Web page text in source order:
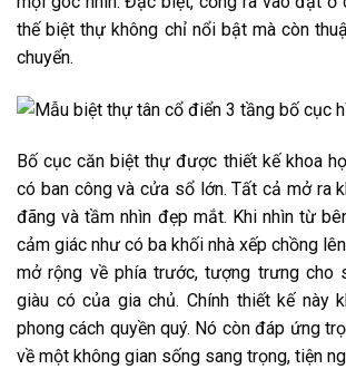
thế biệt thự không chỉ nổi bật mà còn
chuyển.
Bố cục căn biệt thự được thiết kế khoa
có ban công và cửa sổ lớn. Tất cả mở ra
đãng và tầm nhìn đẹp mắt. Khi nhìn từ
cảm giác như có ba khối nhà xếp chồng
mở rộng về phía trước, tượng trưng cho
giàu có của gia chủ. Chính thiết kế này
phong cách quyền quý. Nó còn đáp ứng
về một không gian sống sang trọng, tiện